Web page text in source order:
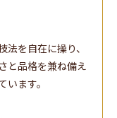
を自在に操り、
と品格を兼ね備え
ます。